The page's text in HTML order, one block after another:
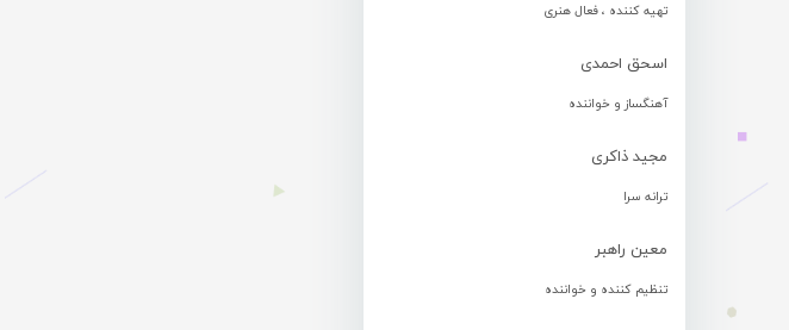
تهیه کننده ، فعال هنری
اسحق احمدی
آهنگساز و خواننده
مجید ذاکری
ترانه سرا
معین راهبر
تنظیم کننده و خواننده